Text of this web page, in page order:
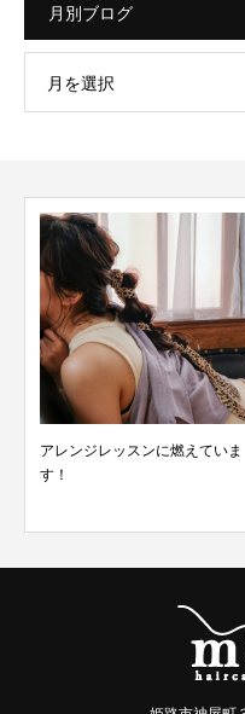
月別ブログ
月を選択
アレンジレッスンに燃えていま
す！